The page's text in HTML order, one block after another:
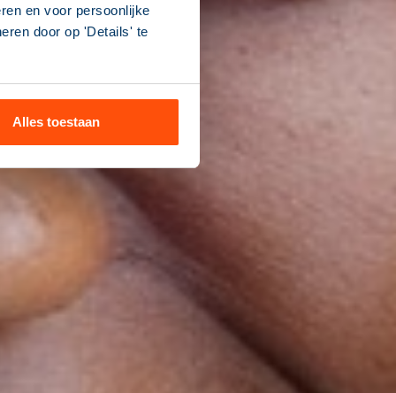
en voor persoonlijke
door op 'Details' te
Alles toestaan